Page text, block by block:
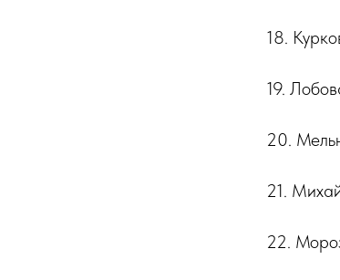
18.
19.
20.
21.
22.